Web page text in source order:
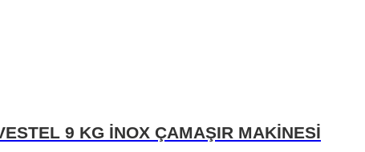
9 KG İNOX ÇAMAŞIR MAKİNESİ